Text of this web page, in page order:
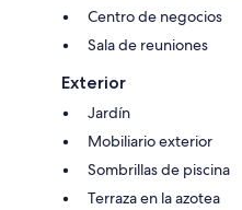
Centro de negocios
Sala de reuniones
Exterior
Jardín
Mobiliario exterior
Sombrillas de piscina
Terraza en la azotea